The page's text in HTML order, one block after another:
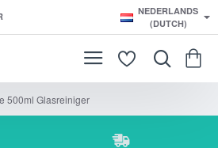
NEDERLANDS
(DUTCH)
500ml Glasreiniger